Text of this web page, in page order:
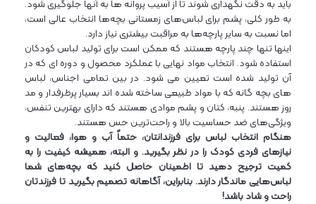
باید به دقت نگهداری شوند تا از آسیب پروانه ها به آنها جلوگیری شود.
به طور کلی، پشم برای لباس‌های زمستانی بچه‌ها انتخاب عالی است،
اما نسبت به سایر پارچه‌ها به مراقبت بیشتری نیاز دارد.
اینها تنها چند پارچه هستند که ممکن است برای تولید لباس کودکان
استفاده شود. انتخاب مواد نهایی با عملکرد محصول و دوره ای که در
آن تولید شده است تعیین می شود. در بین تمامی اجناس، لباس
های بچه گانه که با مواد طبیعی ساخته شده اند بسیار پرطرفدار و مد
روز هستند. پنبه، کتان و پشم موادی هستند که دارای بهترین تنفس،
ویژگی‌های ضد حساسیت بالا و راحت‌ترین حس هستند.
هنگام انتخاب لباس برای فرزندانتان، حتماً آب و هوا، فعالیت و
نیازهای فردی کودک را در نظر بگیرید. و البته، همیشه کیفیت را به
کمیت ترجیح دهید تا اطمینان حاصل کنید که بچه‌های شما
لباس‌هایی ماندگار دارند. بنابراین، آگاهانه تصمیم بگیرید تا فرزندتان
راحت و شاد باشد!